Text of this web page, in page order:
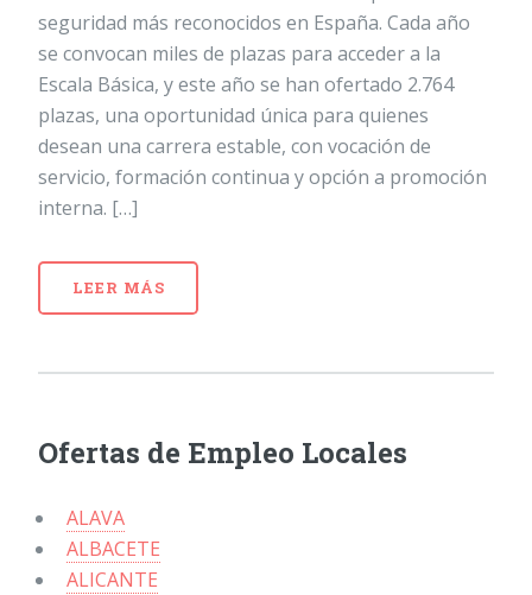
seguridad más reconocidos en España. Cada año
se convocan miles de plazas para acceder a la
Escala Básica, y este año se han ofertado 2.764
plazas, una oportunidad única para quienes
desean una carrera estable, con vocación de
servicio, formación continua y opción a promoción
interna. […]
LEER MÁS
Ofertas de Empleo Locales
ALAVA
ALBACETE
ALICANTE